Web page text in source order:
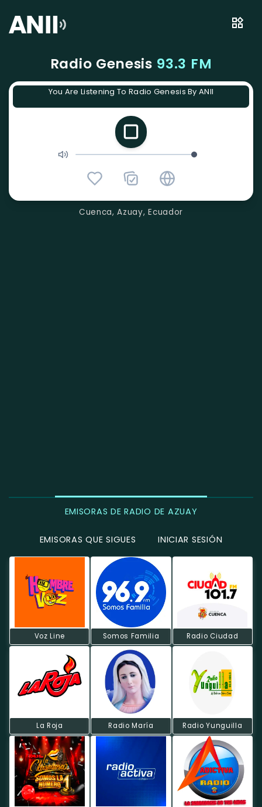
Radio Genesis 93.3 FM
You Are Listening To Radio Genesis By ANII
Cuenca, Azuay, Ecuador
EMISORAS DE RADIO DE AZUAY
EMISORAS QUE SIGUES INICIAR SESIÓN
Voz Line Somos Familia Radio Ciudad
La Roja Radio María Radio Yunguilla